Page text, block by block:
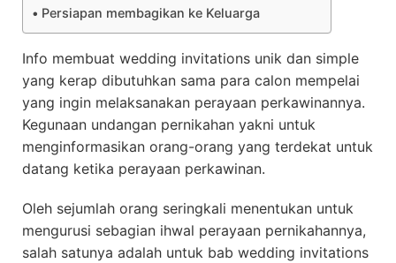
Persiapan membagikan ke Keluarga
Info membuat wedding invitations unik dan simple
yang kerap dibutuhkan sama para calon mempelai
yang ingin melaksanakan perayaan perkawinannya.
Kegunaan undangan pernikahan yakni untuk
menginformasikan orang-orang yang terdekat untuk
datang ketika perayaan perkawinan.
Oleh sejumlah orang seringkali menentukan untuk
mengurusi sebagian ihwal perayaan pernikahannya,
salah satunya adalah untuk bab wedding invitations